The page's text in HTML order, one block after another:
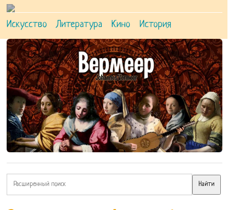
Искусство Литература Кино История